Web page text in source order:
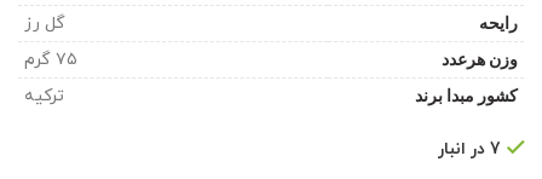
رایحه گل رز
وزن هرعدد ۷۵ گرم
کشور مبدا برند ترکیه
7 در انبار